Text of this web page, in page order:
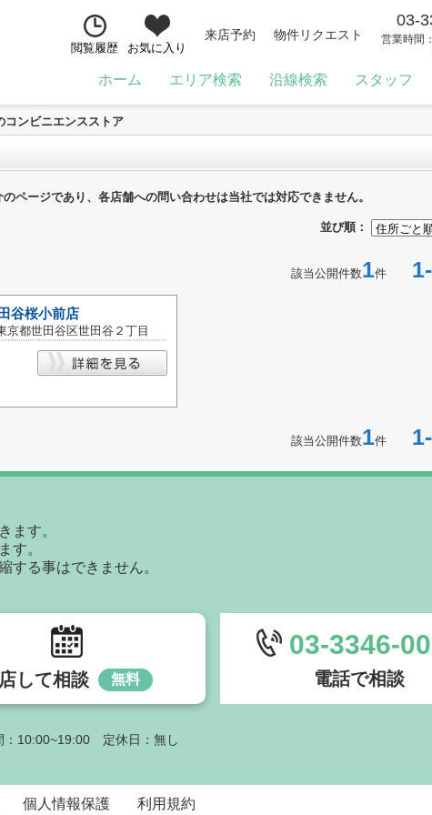
閲覧履歴 お気に入り
来店予約 物件リクエスト
03-
営業時間
ホーム エリア検索 沿線検索 スタッフ
コンビニエンスストア
ページであり、各店舗への問い合わせは当社では対応できません。
並び順：
該当公開件数1件 1-
谷桜小前店
京都世田谷区世田谷２丁目
該当公開件数1件 1-
ます。
す。
する事はできません。
して相談 無料
03-3346-
電話で相談
：10:00~19:00 定休日：無し
個人情報保護 利用規約